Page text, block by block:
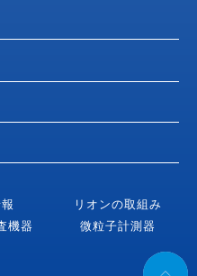
報
リオンの取組み
機器 微粒子計測器